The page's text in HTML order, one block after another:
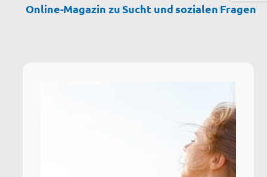
Online-Magazin zu Sucht und sozialen Fragen